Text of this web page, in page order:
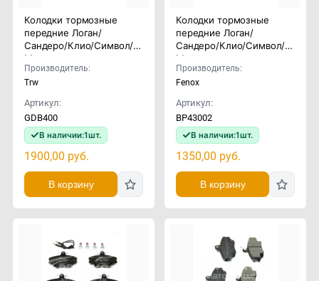
Колодки тормозные
передние Логан/
Сандеро/Клио/Символ/
Меган
Производитель:
Trw
Артикул:
GDB400
В наличии:1шт.
1900,00 руб.
В корзину
Колодки тормозные
передние Логан/
Сандеро/Клио/Символ/
Меган
Производитель:
Fenox
Артикул:
BP43002
В наличии:1шт.
1350,00 руб.
В корзину